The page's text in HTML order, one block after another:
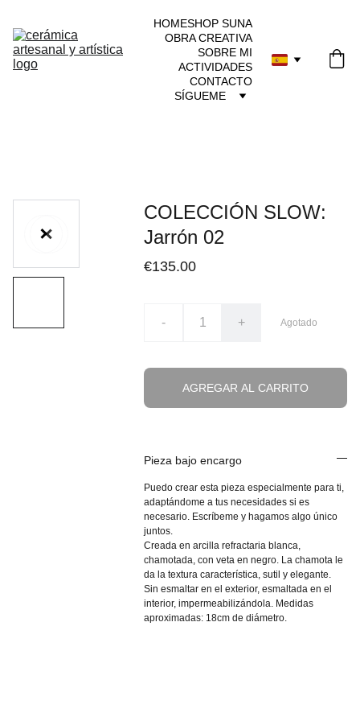
HOMESHOP SUNA
OBRA CREATIVA
SOBRE MI
ACTIVIDADES
CONTACTO
SÍGUEME
COLECCIÓN SLOW:
Jarrón 02
€135.00
- + Agotado
AGREGAR AL CARRITO
Pieza bajo encargo
Puedo crear esta pieza especialmente para ti,
adaptándome a tus necesidades si es
necesario. Escríbeme y hagamos algo único
juntos.
Creada en arcilla refractaria blanca,
chamotada, con veta en negro. La chamota le
da la textura característica, sutil y elegante.
Sin esmaltar en el exterior, esmaltada en el
interior, impermeabilizándola. Medidas
aproximadas: 18cm de diámetro.